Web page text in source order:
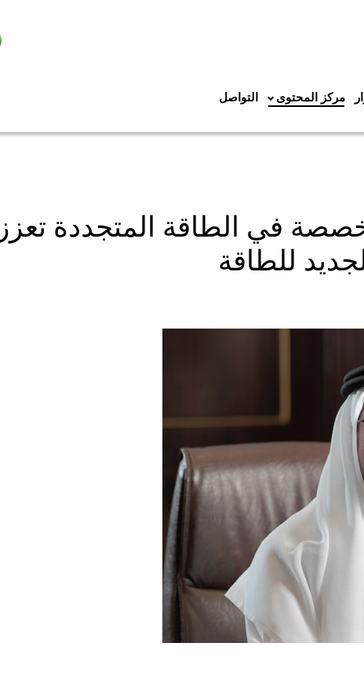
مركز المحتوى التواصل
في الطاقة المتجددة
للطاقة